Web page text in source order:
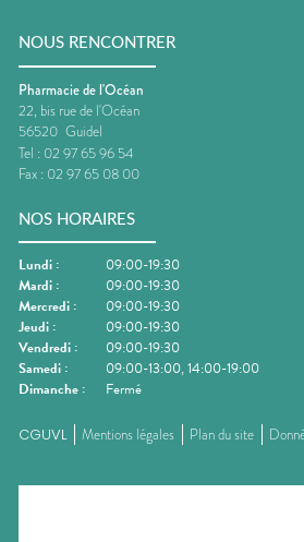
NOUS RENCONTRER
Pharmacie de l'Océan
22, bis rue de l'Océan
56520 Guidel
Tel : 02 97 65 96 54
Fax : 02 97 65 08 00
NOS HORAIRES
Lundi :
09:00-19:30
Mardi :
09:00-19:30
Mercredi :
09:00-19:30
Jeudi :
09:00-19:30
Vendredi :
09:00-19:30
Samedi :
09:00-13:00, 14:00-19:00
Dimanche : Fermé
CGUVL Mentions légales Plan du site